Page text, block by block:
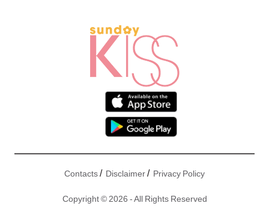
Contacts/ Disclaimer/ Privacy Policy
Copyright © 2026 - All Rights Reserved